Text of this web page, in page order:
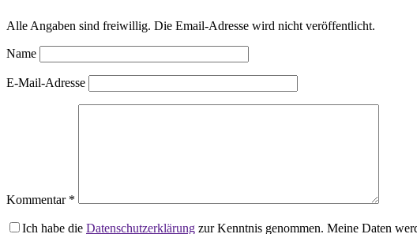
Alle Angaben sind freiwillig. Die Email-Adresse wird nicht veröffentlicht.
Name
E-Mail-Adresse
Kommentar *
Ich habe die Datenschutzerklärung zur Kenntnis genommen. Meine Daten